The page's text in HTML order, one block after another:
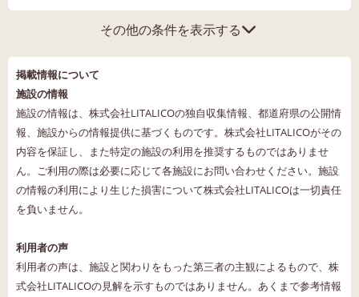
その他の条件を表示する
掲載情報について
施設の情報
施設の情報は、株式会社LITALICOの独自収集情報、都道府県の公開情
報、施設からの情報提供に基づくものです。株式会社LITALICOがその
内容を保証し、また特定の施設の利用を推奨するものではありませ
ん。ご利用の際は必要に応じて各施設にお問い合わせください。施設
の情報の利用により生じた損害について株式会社LITALICOは一切責任
を負いません。
利用者の声
利用者の声は、施設と関わりをもった第三者の主観によるもので、株
式会社LITALICOの見解を示すものではありません。あくまで参考情報